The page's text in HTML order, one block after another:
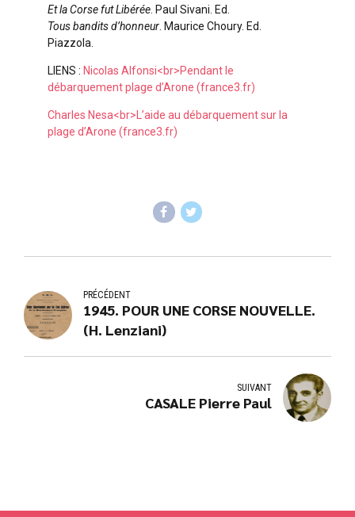
Et la Corse fut Libérée . Paul Sivani. Ed.
Tous bandits d’honneur . Maurice Choury. Ed.
Piazzola.
LIENS : Nicolas Alfonsi<br>Pendant le
débarquement plage d’Arone (france3.fr)
Charles Nesa<br>L’aide au débarquement sur la
plage d’Arone (france3.fr)
PRÉCÉDENT
1945. POUR UNE CORSE NOUVELLE.
(H. Lenziani)
SUIVANT
CASALE Pierre Paul